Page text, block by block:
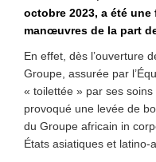
octobre 2023, a été
manœuvres de la part
En effet, dès l’ouverture
Groupe, assurée par
« toilettée » par ses
provoqué une levée de
du Groupe africain in
États asiatiques et latino-